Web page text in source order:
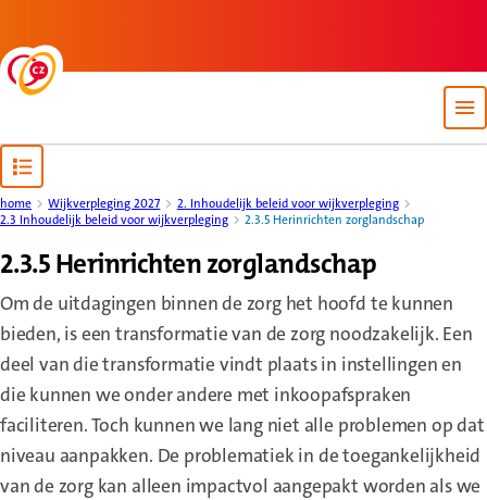
home Wijkverpleging 2027
2. Inhoudelijk beleid voor wijkverpleging
2.3 Inhoudelijk beleid voor wijkverpleging
2.3.5 Herinrichten zorglandschap
2.3.5 Herinrichten zorglandschap
Om de uitdagingen binnen de zorg het hoofd te kunnen
bieden, is een transformatie van de zorg noodzakelijk. Een
deel van die transformatie vindt plaats in instellingen en
die kunnen we onder andere met inkoopafspraken
faciliteren. Toch kunnen we lang niet alle problemen op dat
niveau aanpakken. De problematiek in de toegankelijkheid
van de zorg kan alleen impactvol aangepakt worden als we
Open content navigation